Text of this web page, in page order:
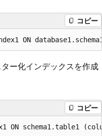
コピー
ー化インデックスを作成
コピー